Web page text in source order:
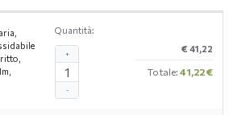
Quantità:
-
+ € 41,22
Totale: 41,22 €